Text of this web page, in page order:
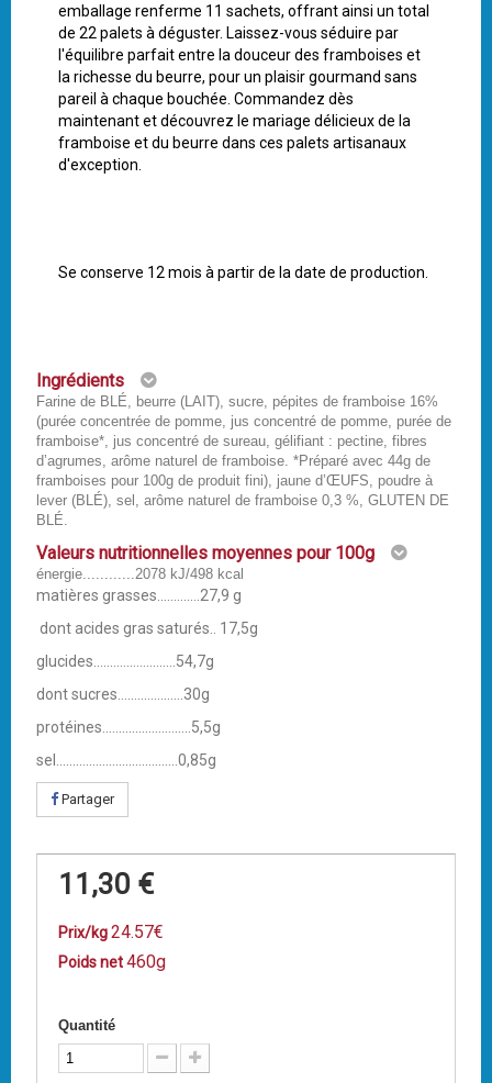
emballage renferme 11 sachets, offrant ainsi un total
de 22 palets à déguster. Laissez-vous séduire par
l'équilibre parfait entre la douceur des framboises et
la richesse du beurre, pour un plaisir gourmand sans
pareil à chaque bouchée. Commandez dès
maintenant et découvrez le mariage délicieux de la
framboise et du beurre dans ces palets artisanaux
d'exception.
Se conserve 12 mois à partir de la date de production.
Ingrédients
Farine de BLÉ, beurre (LAIT), sucre, pépites de framboise 16%
(purée concentrée de pomme, jus concentré de pomme, purée de
framboise*, jus concentré de sureau, gélifiant : pectine, fibres
d’agrumes, arôme naturel de framboise. *Préparé avec 44g de
framboises pour 100g de produit fini), jaune d’ŒUFS, poudre à
lever (BLÉ), sel, arôme naturel de framboise 0,3 %, GLUTEN DE
BLÉ.
Valeurs nutritionnelles moyennes pour 100g
énergie............2078 kJ/498 kcal
matières grasses.............27,9 g
dont acides gras saturés.. 17,5g
glucides.........................54,7g
dont sucres....................30g
protéines...........................5,5g
sel.....................................0,85g
Partager
11,30 €
Prix/kg24.57€
Poids net460g
Quantité